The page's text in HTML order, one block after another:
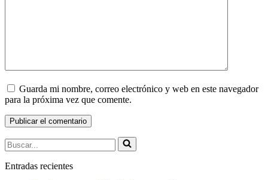
Guarda mi nombre, correo electrónico y web en este navegador
para la próxima vez que comente.
Buscar...
Entradas recientes